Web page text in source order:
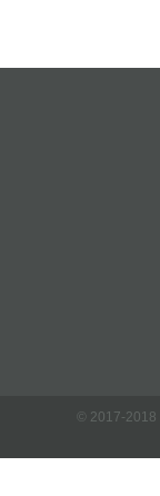
© 2017-2018